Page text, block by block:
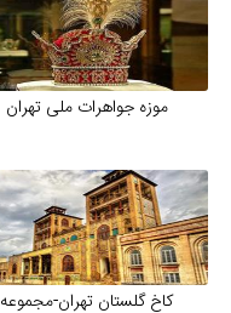
موزه جواهرات ملی تهران
کاخ گلستان تهران-مجموعه